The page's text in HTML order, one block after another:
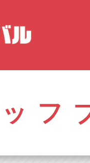
アップル
井町4-43-1
央店
フ